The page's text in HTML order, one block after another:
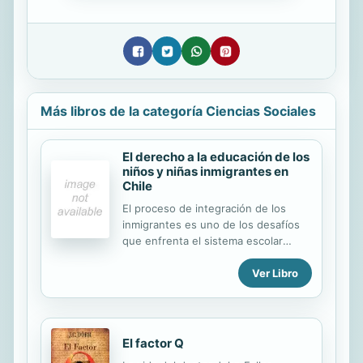
Más libros de la categoría Ciencias Sociales
El derecho a la educación de los
niños y niñas inmigrantes en
Chile
El proceso de integración de los
inmigrantes es uno de los desafíos
que enfrenta el sistema escolar
chileno, especialmente en sectores
con alta densidad de población
extranjera. De ahí que el interés de
cómo los niños y niñas inmigrantes
se insertan en el sistema escolar: a
Ver Libro
El factor Q